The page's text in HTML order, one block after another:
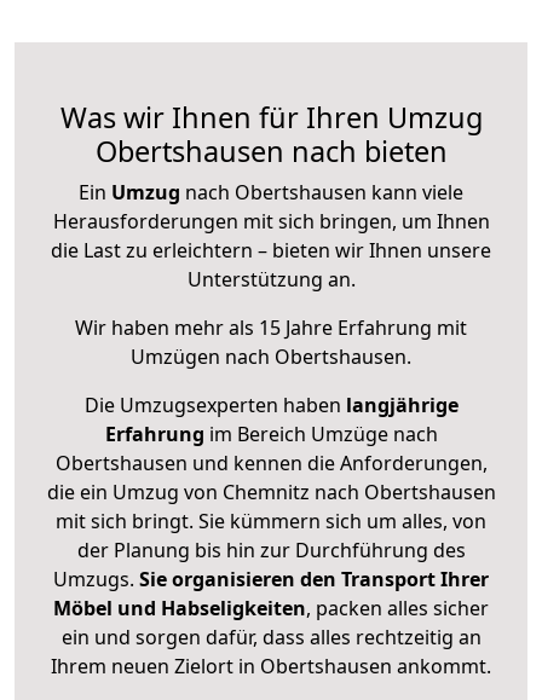
Was wir Ihnen für Ihren Umzug
Obertshausen nach bieten
Ein Umzug nach Obertshausen kann viele
Herausforderungen mit sich bringen, um Ihnen
die Last zu erleichtern – bieten wir Ihnen unsere
Unterstützung an.
Wir haben mehr als 15 Jahre Erfahrung mit
Umzügen nach Obertshausen.
Die Umzugsexperten haben langjährige
Erfahrung im Bereich Umzüge nach
Obertshausen und kennen die Anforderungen,
die ein Umzug von Chemnitz nach Obertshausen
mit sich bringt. Sie kümmern sich um alles, von
der Planung bis hin zur Durchführung des
Umzugs. Sie organisieren den Transport Ihrer
Möbel und Habseligkeiten, packen alles sicher
ein und sorgen dafür, dass alles rechtzeitig an
Ihrem neuen Zielort in Obertshausen ankommt.